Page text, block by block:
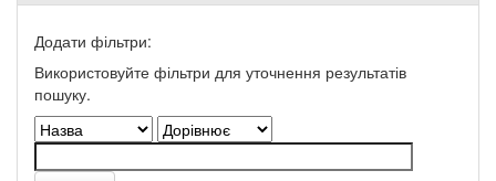
Додати фільтри:
Використовуйте фільтри для уточнення результатів
пошуку.